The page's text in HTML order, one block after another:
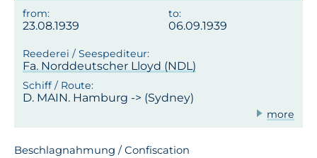
23.08.1939 06.09.1939
Fa. Norddeutscher Lloyd (NDL)
D. MAIN. Hamburg -> (Sydney)
more
Beschlagnahmung / Confiscation